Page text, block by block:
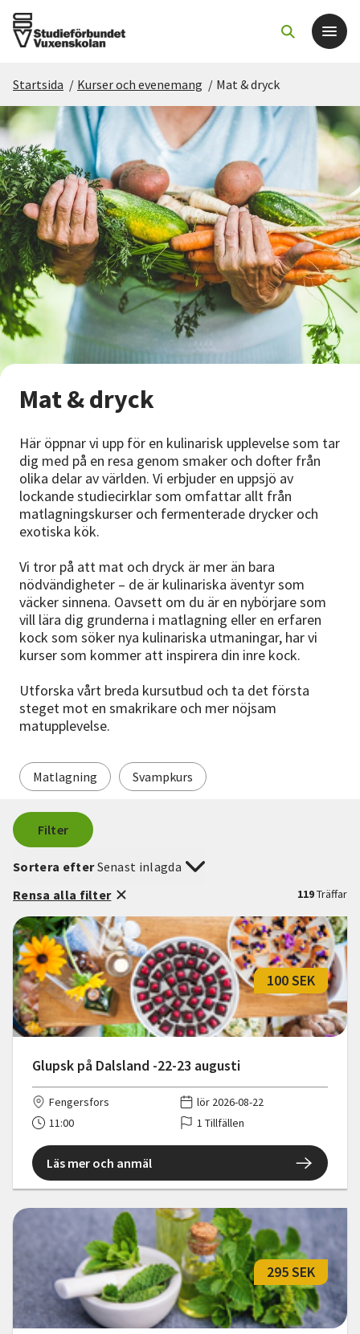
Det här gör vi
För dig som
Sök kurser och evenemang
Om SV
Starta studiecirkel
Cirkelledare
Nyheter
Avdelningar
Lyssna
Startsida / Kurser och evenemang / Mat & dryck
Mat & dryck
Här öppnar vi upp för en kulinarisk upplevelse som tar
dig med på en resa genom smaker och dofter från
olika delar av världen. Vi erbjuder en uppsjö av
lockande studiecirklar som omfattar allt från
matlagningskurser och fermenterade drycker och
exotiska kök.
Vi tror på att mat och dryck är mer än bara
nödvändigheter – de är kulinariska äventyr som
väcker sinnena. Oavsett om du är en nybörjare som
vill lära dig grunderna i matlagning eller en erfaren
kock som söker nya kulinariska utmaningar, har vi
kurser som kommer att inspirera din inre kock.
Utforska vårt breda kursutbud och ta det första
steget mot en smakrikare och mer nöjsam
matupplevelse.
Matlagning Svampkurs
Filter
119Träffar
Sortera efterSenast inlagda
Rensa alla filter
Glupsk på Dalsland -22-23 augusti
100 SEK
Fengersfors
lör 2026-08-22
11:00
1 Tillfällen
Läs mer och anmäl
295 SEK